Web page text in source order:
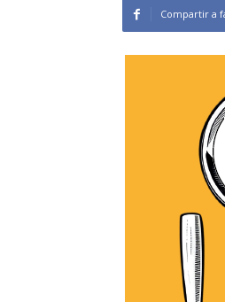
Compartir a